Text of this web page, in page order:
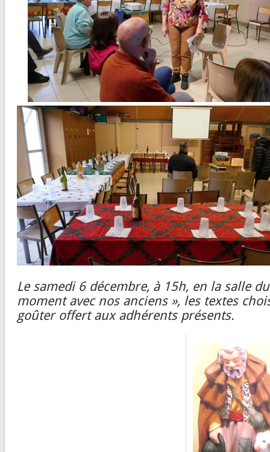
Le samedi 6 décembre, à 15h, en la salle
moment avec nos anciens », les textes
goûter offert aux adhérents présents.